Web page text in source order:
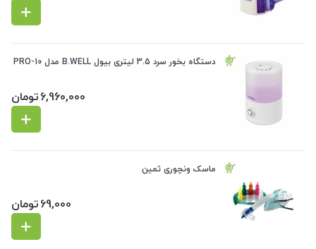
دستگاه بخور سرد 3.5 لیتری بیول B.WELL مدل PRO-10
6,960,000تومان
ماسک ونچوری ثمین
69,000تومان